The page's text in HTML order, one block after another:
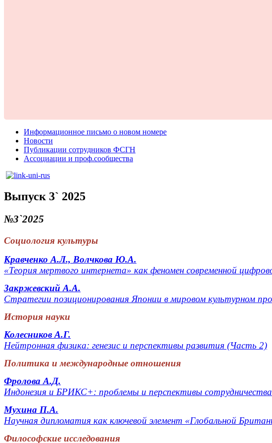
Информационное письмо о новом номере
Новости
Публикации сотрудников ФСГН
Ассоциации и проф.сообщества
Выпуск 3` 2025
№3`2025
Социология культуры
Кравченко А.Л., Волчкова Ю.А.
«Теория мертвого интернета» как феномен современной
Закржевский А.А.
Стратегии позиционирования Японии в мировом культурном
История науки
Колесников А.Г.
Нейтронная физика: генезис и перспективы развития (Часть 2)
Политика и международные отношения
Фролова А.Д.
Индонезия и БРИКС+: проблемы и перспективы сотрудничества
Мухина П.А.
Научная дипломатия как ключевой элемент «Глобальной
Философские исследования